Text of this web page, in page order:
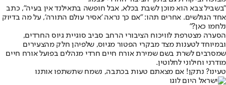
"בשביל צבא הוא מוכן לשבת בכלא, אבל חופשה בתאילנד אין בעיה", כתב
אחד הגולשים. אחרים תהו: "אם כך נראה 'אסיר עולם התורה', על מה בדיוק
נלחמו כאן?"
הסערה מצטרפת לוויכוח הציבורי הרחב סביב סוגיית גיוס החרדים,
ובמיוחד לטענות מצד מבקרי הפטור מגיוס, שלפיהן חלק מהצעירים
שמסרבים לשרת בשם שמירת אורח חיים חרדי מנהלים בפועל אורח חיים
מודרני וחילוני לחלוטין.
טעינו? נתקן! אם מצאתם טעות בכתבה, נשמח שתשתפו אותנו